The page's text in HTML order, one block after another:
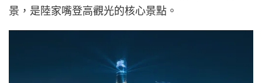
景，是陸家嘴登高觀光的核心景點。